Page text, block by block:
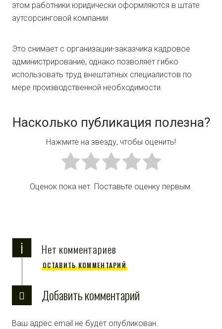
этом работники юридически оформляются в штате
аутсорсинговой компании.
Это снимает с организации-заказчика кадровое
администрирование, однако позволяет гибко
использовать труд внештатных специалистов по
мере производственной необходимости.
Насколько публикация полезна?
Нажмите на звезду, чтобы оценить!
Оценок пока нет. Поставьте оценку первым.
i Нет комментариев
ОСТАВИТЬ КОММЕНТАРИЙ
Добавить комментарий
Ваш адрес email не будет опубликован.